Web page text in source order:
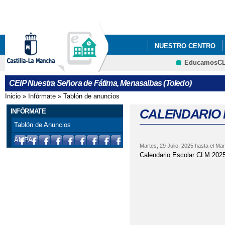
NUESTRO CENTRO
CEIP Nuestra Señora de Fátima, Menasalbas (Toledo)
Se encuentra usted aquí
Inicio » Infórmate » Tablón de anuncios
INFÓRMATE
Tablón de Anuncios
AMPA
CALENDARIO
Martes, 29 Julio, 2025hasta el
Calendario Escolar CLM